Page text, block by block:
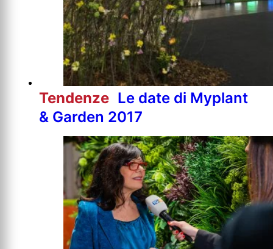
Tendenze Le date di Myplant
& Garden 2017